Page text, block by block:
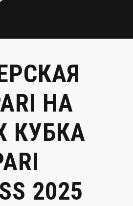
НА
КУБКА
2025